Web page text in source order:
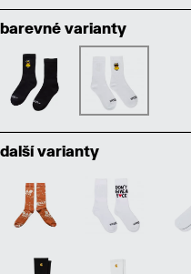
barevné varianty
další varianty